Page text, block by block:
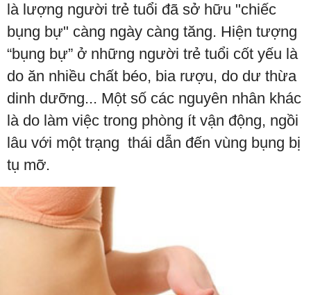
là lượng người trẻ tuổi đã sở hữu "chiếc
bụng bự" càng ngày càng tăng. Hiện tượng
“bụng bự” ở những người trẻ tuổi cốt yếu là
do ăn nhiều chất béo, bia rượu, do dư thừa
dinh dưỡng... Một số các nguyên nhân khác
là do làm việc trong phòng ít vận động, ngồi
lâu với một trạng thái dẫn đến vùng bụng bị
tụ mỡ.